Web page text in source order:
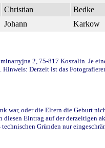
Christian Bedke
Johann Karkow
2, 75-817 Koszalin. Je
Derzeit ist das
war, oder die Eltern die Geburt
Eintrag auf der derzeitigen
Gründen nur